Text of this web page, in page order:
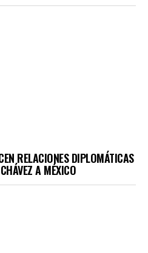
RELACIONES DIPLOMÁTICAS
A MÉXICO